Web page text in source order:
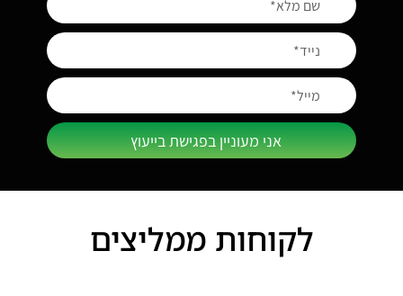
אני מעוניין בפגישת בייעוץ
לקוחות ממליצים